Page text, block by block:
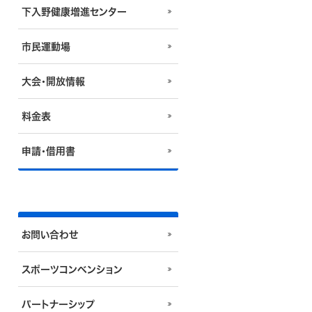
下入野健康増進センター
市民運動場
大会・開放情報
料金表
申請・借用書
お問い合わせ
スポーツコンベンション
パートナーシップ